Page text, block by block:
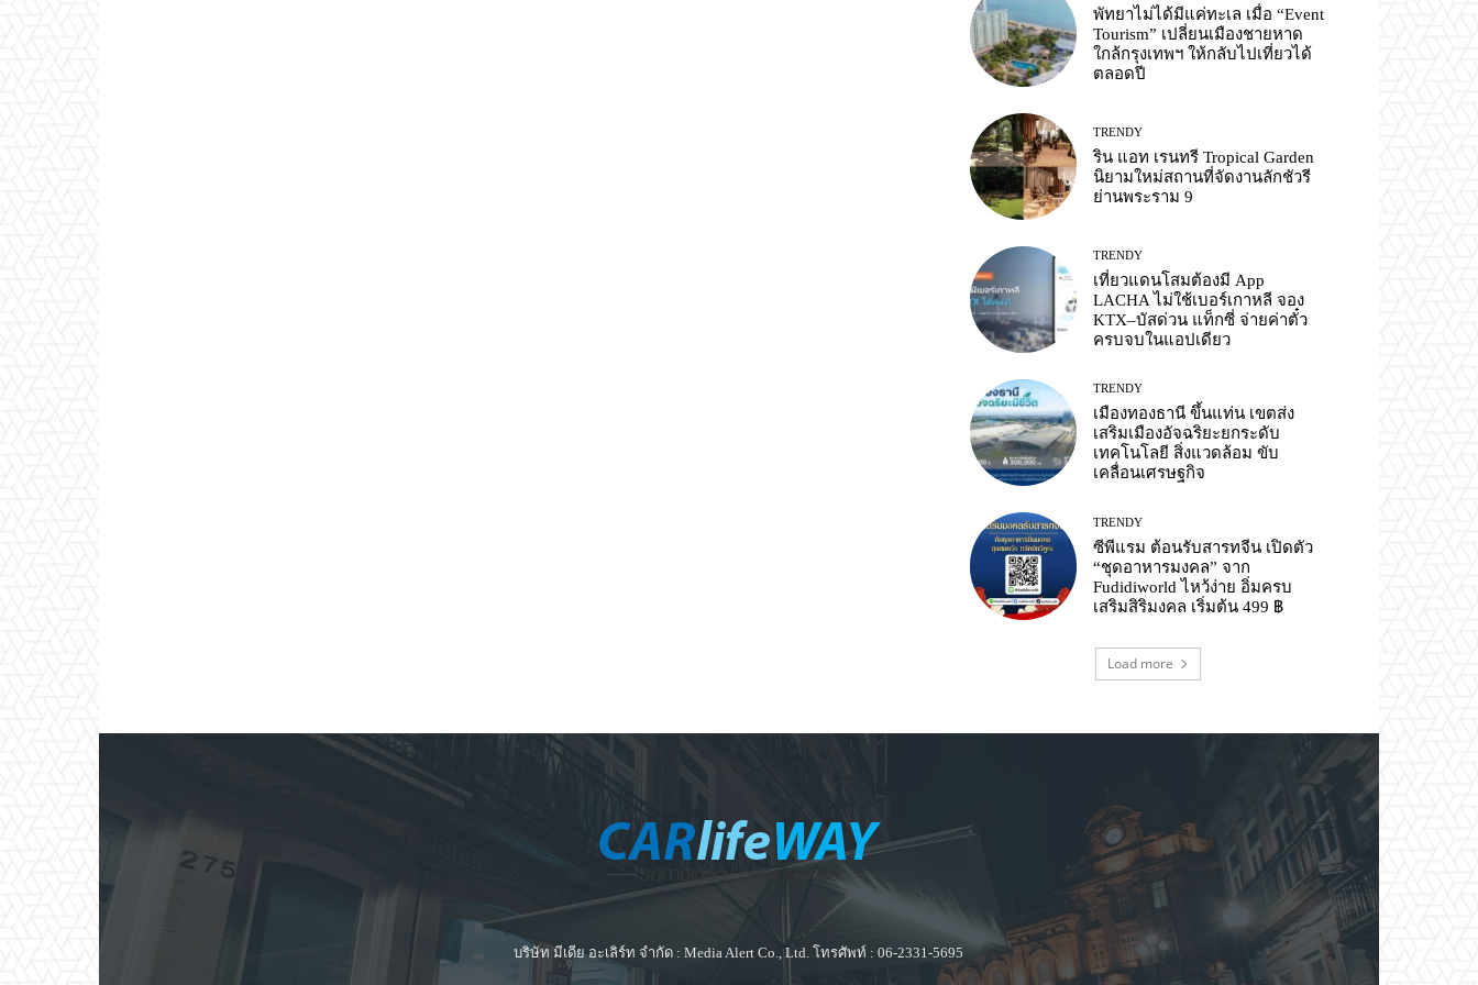
พัทยาไม่ได้มีแค่ทะเล เมื่อ “Event
Tourism” เปลี่ยนเมืองชายหาด
ใกล้กรุงเทพฯ ให้กลับไปเที่ยวได้
ตลอดปี
TRENDY
ริน แอท เรนทรี Tropical Garden
นิยามใหม่สถานที่จัดงานลักชัวรี
ย่านพระราม 9
TRENDY
เที่ยวแดนโสมต้องมี App
LACHA ไม่ใช้เบอร์เกาหลี จอง
KTX–บัสด่วน แท็กซี่ จ่ายค่าตั๋ว
ครบจบในแอปเดียว
TRENDY
เมืองทองธานี ขึ้นแท่น เขตส่ง
เสริมเมืองอัจฉริยะยกระดับ
เทคโนโลยี สิ่งแวดล้อม ขับ
เคลื่อนเศรษฐกิจ
TRENDY
ซีพีแรม ต้อนรับสารทจีน เปิดตัว
“ชุดอาหารมงคล” จาก
Fudidiworld ไหว้ง่าย อิ่มครบ
เสริมสิริมงคล เริ่มต้น 499 ฿
Load more
บริษัท มีเดีย อะเลิร์ท จำกัด : Media Alert Co., Ltd. โทรศัพท์ : 06-2331-5695